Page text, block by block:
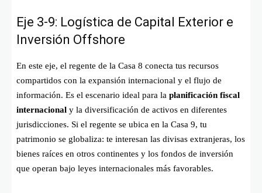
Eje 3-9: Logística de Capital Exterior e
Inversión Offshore
En este eje, el regente de la Casa 8 conecta tus recursos
compartidos con la expansión internacional y el flujo de
información. Es el escenario ideal para la planificación fiscal
internacional y la diversificación de activos en diferentes
jurisdicciones. Si el regente se ubica en la Casa 9, tu
patrimonio se globaliza: te interesan las divisas extranjeras, los
bienes raíces en otros continentes y los fondos de inversión
que operan bajo leyes internacionales más favorables.